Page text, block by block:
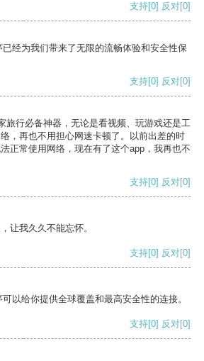
支持[0] 反对[0]
经为我们带来了无限的流畅体验和安全性保
支持[0] 反对[0]
旅行必备神器，无论是看视频、玩游戏还是工
，再也不用担心网速卡顿了。以前出差的时
正常使用网络，现在有了这个app，我再也不
支持[0] 反对[0]
让我久久不能忘怀。
支持[0] 反对[0]
以给你提供全球覆盖和最高安全性的连接。
支持[0] 反对[0]